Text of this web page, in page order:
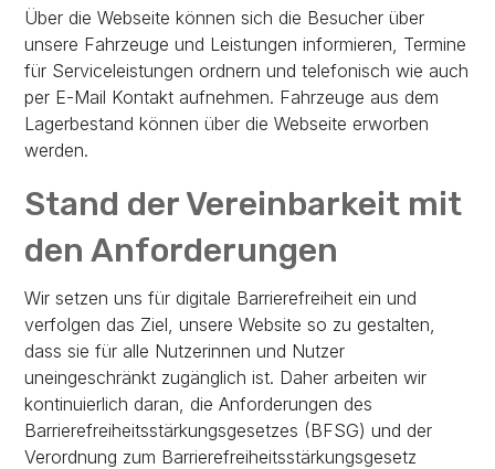
Über die Webseite können sich die Besucher über
unsere Fahrzeuge und Leistungen informieren, Termine
für Serviceleistungen ordnern und telefonisch wie auch
per E-Mail Kontakt aufnehmen. Fahrzeuge aus dem
Lagerbestand können über die Webseite erworben
werden.
Stand der Vereinbarkeit mit
den Anforderungen
Wir setzen uns für digitale Barrierefreiheit ein und
verfolgen das Ziel, unsere Website so zu gestalten,
dass sie für alle Nutzerinnen und Nutzer
uneingeschränkt zugänglich ist. Daher arbeiten wir
kontinuierlich daran, die Anforderungen des
Barrierefreiheitsstärkungsgesetzes (BFSG) und der
Verordnung zum Barrierefreiheitsstärkungsgesetz